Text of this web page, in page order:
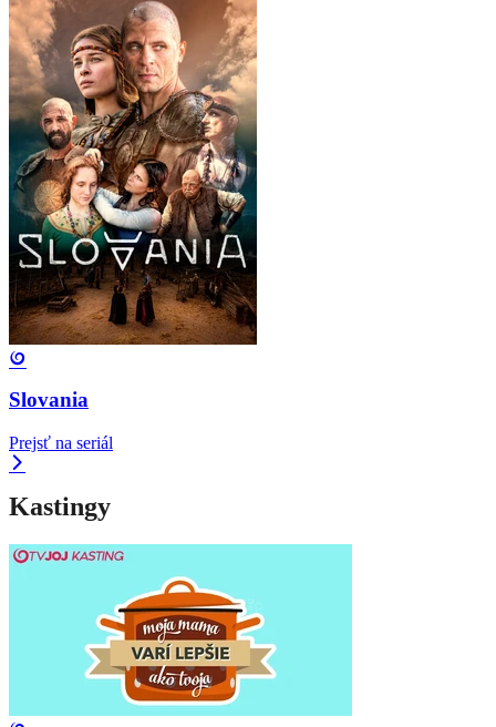
Slovania
Prejsť na seriál
Kastingy